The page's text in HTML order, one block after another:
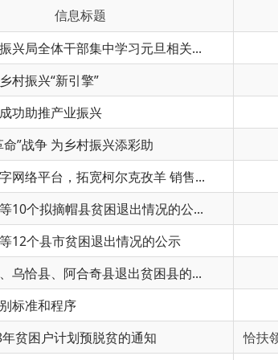
擎”
振兴
村振兴添彩助
拓宽柯尔克孜羊 销售...
县贫困退出情况的公...
困退出情况的公示
合奇县退出贫困县的...
预脱贫的通知 恰扶领字〔2018〕22号
深度贫困村的通知 恰扶领字〔2018〕20号
下一页 尾页 共 11 条 跳转至